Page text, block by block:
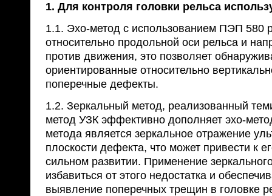
1. Для контроля головки рельса
1.1. Эхо-метод с использованием ПЭП 580
относительно продольной оси рельса и
против движения, это позволяет
ориентированные относительно
поперечные дефекты.
1.2. Зеркальный метод, реализованный
метод УЗК эффективно дополняет эхо-
метода является зеркальное отражение
плоскости дефекта, что может привести к
сильном развитии. Применение
избавиться от этого недостатка и
выявление поперечных трещин в головке